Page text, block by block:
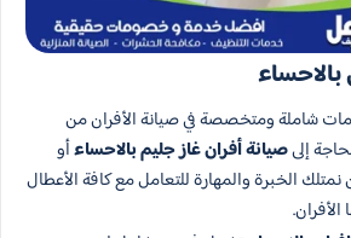
شاملة ومتخصصة في صيانة الأفران من
إلىصيانة أفران غاز جليم بالاحساءأو
نمتلك الخبرة والمهارة للتعامل مع كافة الأعطال